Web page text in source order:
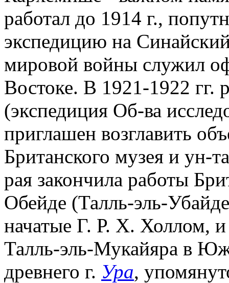
работал до 1914 г.,
экспедицию на
мировой войны служил
Востоке. В 1921-1922 гг.
(экспедиция Об-ва
приглашен возглавить
Британского музея и ун-
рая закончила работы
Обейде (Талль-эль-
начатые Г. Р. Х. Холлом,
Талль-эль-Мукайяра в
древнего г. Ура,